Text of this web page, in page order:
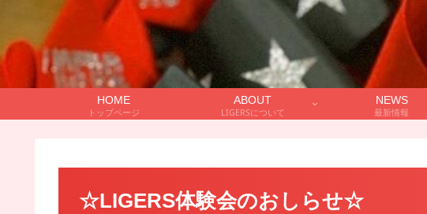
HOME
トップページ
ABOUT
LIGERSについて
NEWS
最新情報
☆LIGERS体験会のおしらせ☆